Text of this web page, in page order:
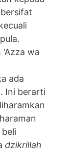
wa
ada
. Ini berarti
dzikrillah